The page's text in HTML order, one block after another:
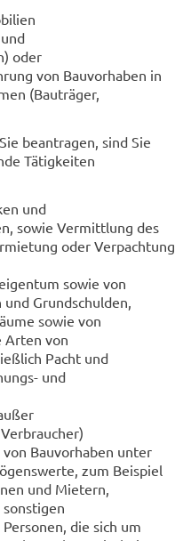
oder
von Bauvorhaben in
(Bauträger,
beantragen, sind Sie
Tätigkeiten
und
sowie Vermittlung des
oder Verpachtung
sowie von
Grundschulden,
sowie von
Arten von
Pacht und
und
Bauvorhaben unter
zum Beispiel
und Mietern,
die sich um